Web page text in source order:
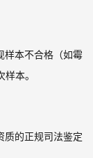
样本不合格（如霉
本。
质的正规司法鉴定